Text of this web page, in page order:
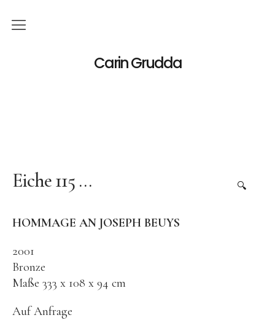
Carin Grudda
Deutsch
Gruppenausstellungen
Bronze
🔍
Eiche 115 …
HOMMAGE AN JOSEPH BEUYS
2001
Bronze
Maße 333 x 108 x 94 cm
Auf Anfrage